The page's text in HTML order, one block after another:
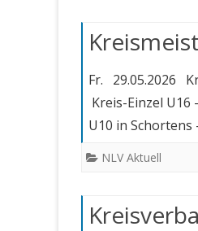
Fr. 29.05.2026
Kreis-Einzel
U10 in Schortens
NLV Aktuell